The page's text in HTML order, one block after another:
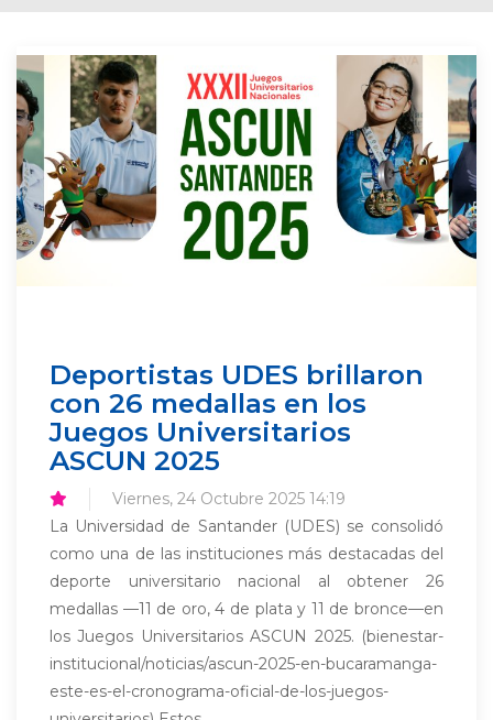
Deportistas UDES brillaron
con 26 medallas en los
Juegos Universitarios
ASCUN 2025
Viernes, 24 Octubre 2025 14:19
La Universidad de Santander (UDES) se consolidó
como una de las instituciones más destacadas del
deporte universitario nacional al obtener 26
medallas —11 de oro, 4 de plata y 11 de bronce—en
los Juegos Universitarios ASCUN 2025. (bienestar-
institucional/noticias/ascun-2025-en-bucaramanga-
este-es-el-cronograma-oficial-de-los-juegos-